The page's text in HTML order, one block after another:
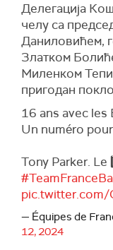
Делегација
челу са
Даниловићем,
Златком
Миленком
пригодан
16 ans avec les
Un numéro
Tony Parker.
pic.twitter.com/
— Équipes de
12, 2024